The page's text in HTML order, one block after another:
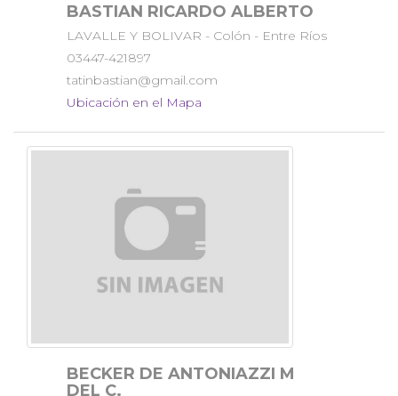
BASTIAN RICARDO ALBERTO
LAVALLE Y BOLIVAR - Colón - Entre Ríos
03447-421897
tatinbastian@gmail.com
Ubicación en el Mapa
BECKER DE ANTONIAZZI M
DEL C.